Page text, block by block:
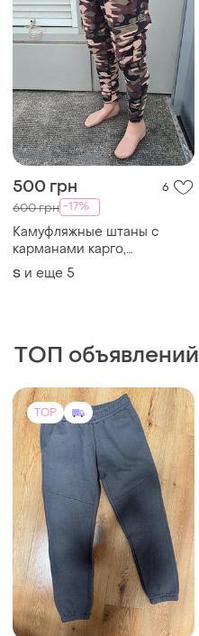
500 грн 6
600 грн -17%
Камуфляжные штаны с
карманами карго,
спортивные штаны,
S и еще 5
ТОП объявлений
TOP